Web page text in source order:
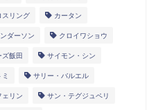
スリング カータン
ダーソン クロイワショウ
飯田 サイモン・シン
サリー・バルエル
ェリン サン・テグジュペリ